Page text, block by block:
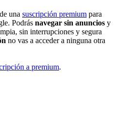
una suscripción premium para
Podrás navegar sin anuncios y
sin interrupciones y segura
no vas a acceder a ninguna otra
a premium.